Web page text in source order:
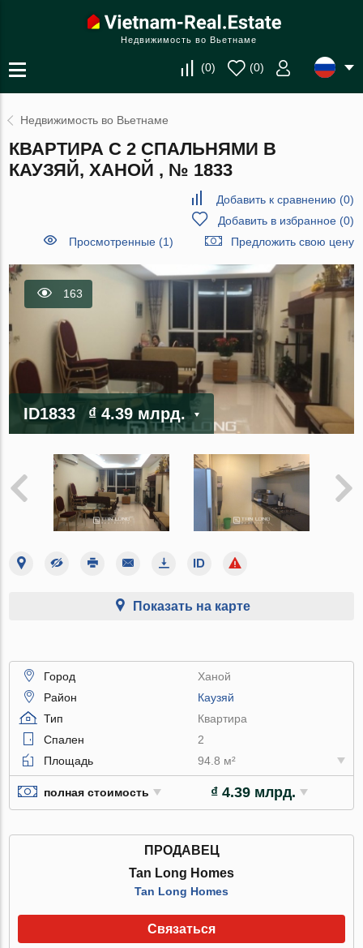
Недвижимость во Вьетнаме
(0) (0)
Недвижимость во Вьетнаме
КВАРТИРА С 2 СПАЛЬНЯМИ В
КАУЗЯЙ, ХАНОЙ , № 1833
Добавить к сравнению (0)
Добавить в избранное(0)
Просмотренные (1)
Предложить свою цену
163
ID1833 ₫ 4.39 млрд.
Показать на карте
Город
Ханой
Район
Каузяй
Тип
Квартира
Спален
2
Площадь
94.8 м²
полная стоимость ₫ 4.39 млрд.
ПРОДАВЕЦ
Tan Long Homes
Tan Long Homes
Связаться